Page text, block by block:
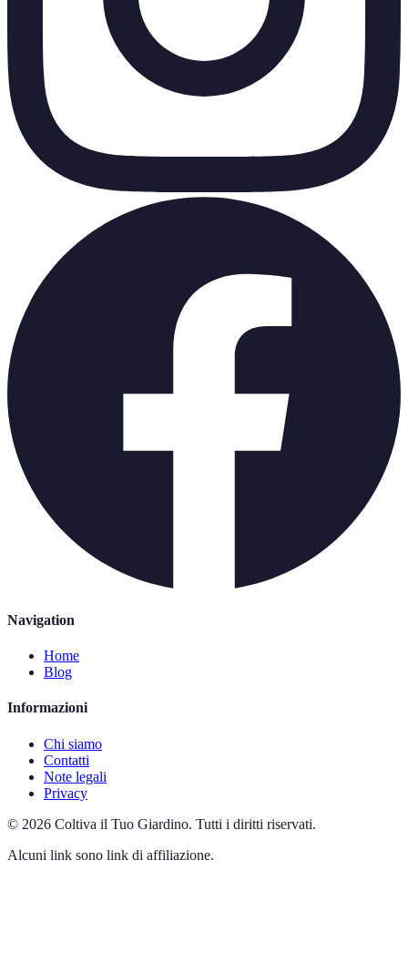
Navigation
Home
Blog
Informazioni
Chi siamo
Contatti
Note legali
Privacy
© 2026 Coltiva il Tuo Giardino. Tutti i diritti riservati.
Alcuni link sono link di affiliazione.